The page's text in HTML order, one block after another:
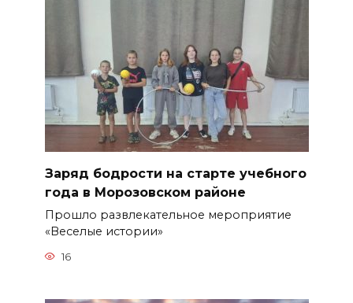
Заряд бодрости на старте учебного
года в Морозовском районе
Прошло развлекательное мероприятие
«Веселые истории»
16